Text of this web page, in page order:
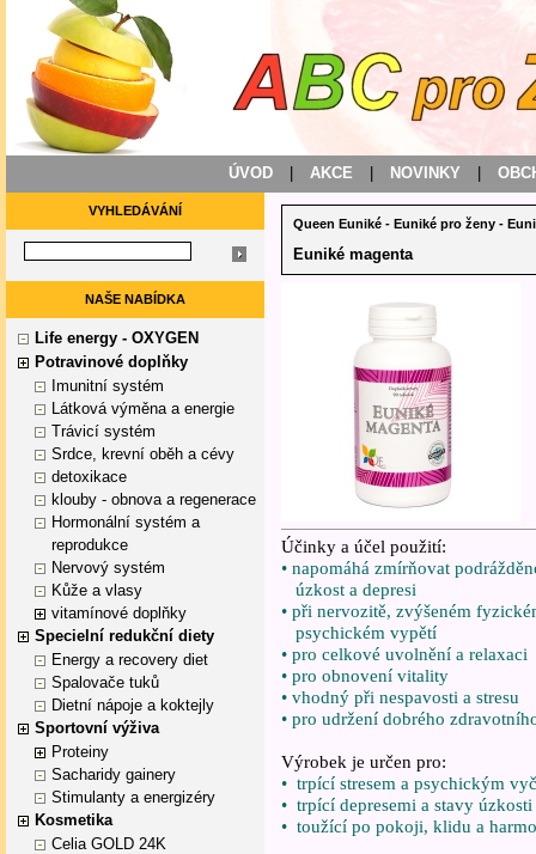
ÚVOD AKCE NOVINKY
VYHLEDÁVÁNÍ
NAŠE NABÍDKA
Life energy - OXYGEN
Potravinové doplňky
Imunitní systém
Látková výměna a energie
Trávicí systém
Srdce, krevní oběh a cévy
detoxikace
klouby - obnova a regenerace
Hormonální systém a
reprodukce
Nervový systém
Kůže a vlasy
vitamínové doplňky
Specielní redukční diety
Energy a recovery diet
Spalovače tuků
Dietní nápoje a koktejly
Sportovní výživa
Proteiny
Sacharidy gainery
Stimulanty a energizéry
Kosmetika
Celia GOLD 24K
Queen Euniké - Euniké pro ženy -
Euniké magenta
Účinky a účel použití:
• napomáhá zmírňovat
úzkost a depresi
• při nervozitě, zvýšeném
psychickém vypětí
• pro celkové uvolnění a relaxaci
• pro obnovení vitality
• vhodný při nespavosti a stresu
• pro udržení dobrého
Výrobek je určen pro:
• trpící stresem a psychickým
• trpící depresemi a stavy úzkosti
• toužící po pokoji, klidu a